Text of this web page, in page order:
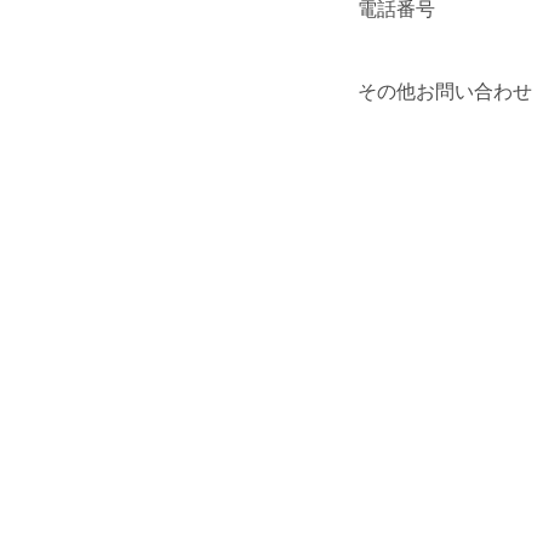
電話番号
その他お問い合わせ